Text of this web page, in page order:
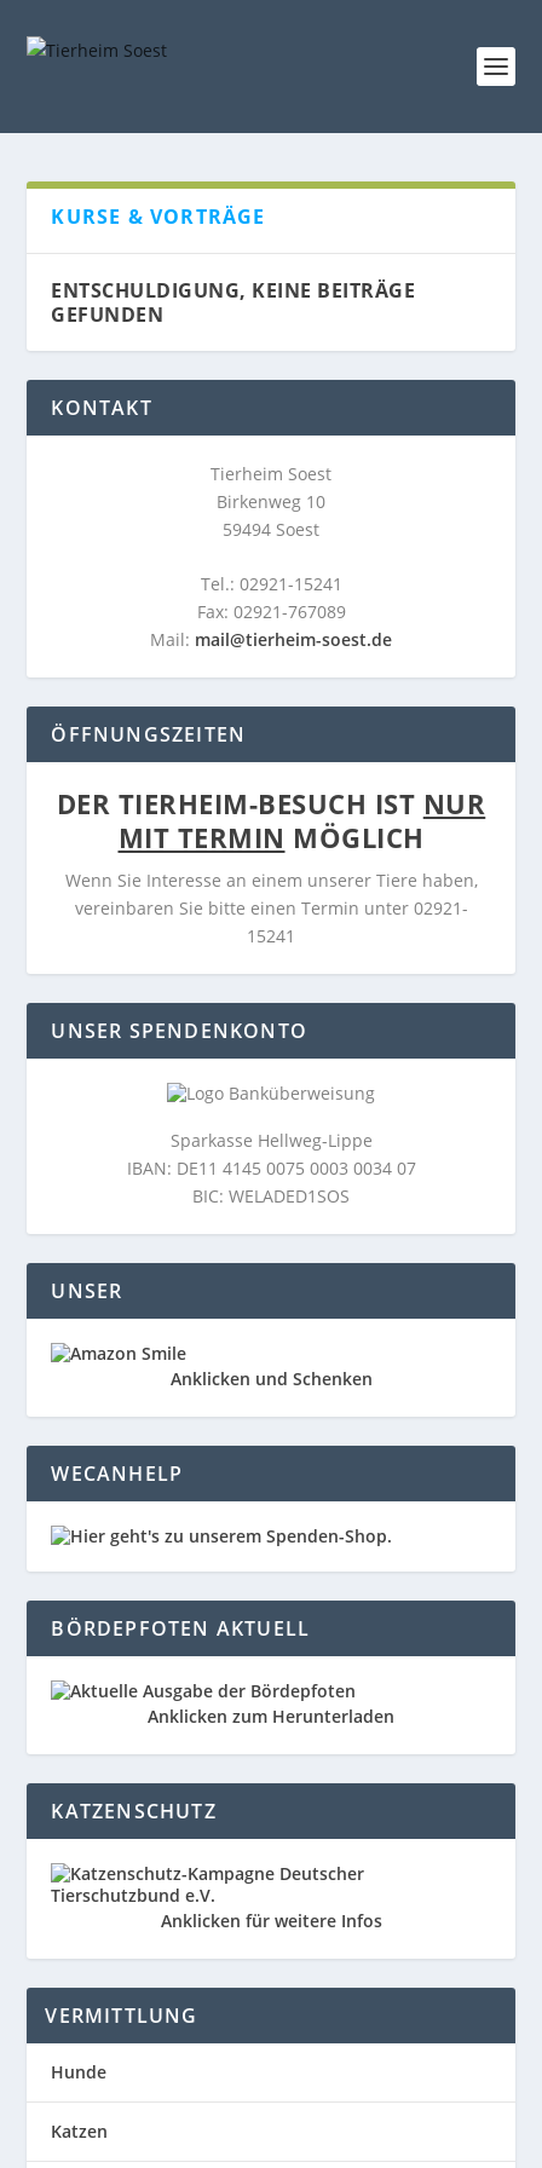
KURSE & VORTRÄGE
ENTSCHULDIGUNG, KEINE BEITRÄGE
GEFUNDEN
KONTAKT
Tierheim Soest
Birkenweg 10
59494 Soest
Tel.: 02921-15241
Fax: 02921-767089
Mail: mail@tierheim-soest.de
ÖFFNUNGSZEITEN
DER TIERHEIM-BESUCH IST NUR
MIT TERMIN MÖGLICH
Wenn Sie Interesse an einem unserer Tiere haben,
vereinbaren Sie bitte einen Termin unter 02921-
15241
UNSER SPENDENKONTO
Sparkasse Hellweg-Lippe
IBAN: DE11 4145 0075 0003 0034 07
BIC: WELADED1SOS
UNSER
Anklicken und Schenken
WECANHELP
BÖRDEPFOTEN AKTUELL
Anklicken zum Herunterladen
KATZENSCHUTZ
Anklicken für weitere Infos
VERMITTLUNG
Hunde
Katzen